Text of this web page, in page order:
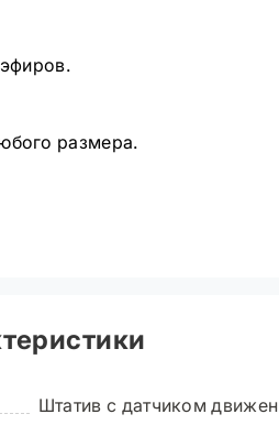
размера.
Штатив с датчиком